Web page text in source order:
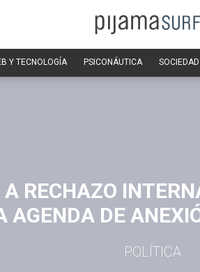
Y TECNOLOGÍA PSICONÁUTICA SOCIEDAD
A RECHAZO
AGENDA DE
POLÍTICA